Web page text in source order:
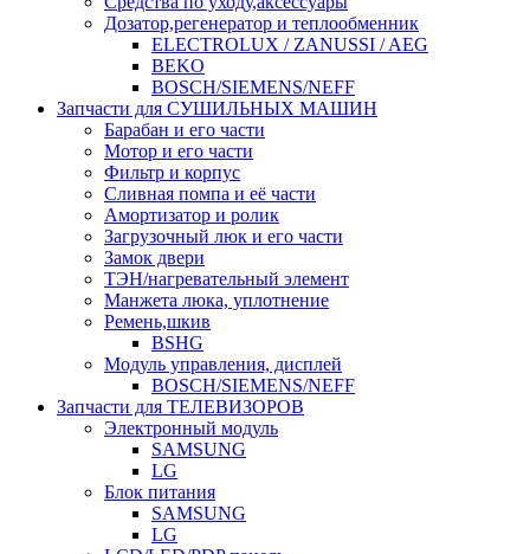
Дозатор,регенератор и теплообменник
ELECTROLUX / ZANUSSI / AEG
BEKO
BOSCH/SIEMENS/NEFF
Запчасти для СУШИЛЬНЫХ МАШИН
Барабан и его части
Мотор и его части
Фильтр и корпус
Сливная помпа и её части
Амортизатор и ролик
Загрузочный люк и его части
Замок двери
ТЭН/нагревательный элемент
Манжета люка, уплотнение
Ремень,шкив
BSHG
Модуль управления, дисплей
BOSCH/SIEMENS/NEFF
Запчасти для ТЕЛЕВИЗОРОВ
Электронный модуль
SAMSUNG
LG
Блок питания
SAMSUNG
LG